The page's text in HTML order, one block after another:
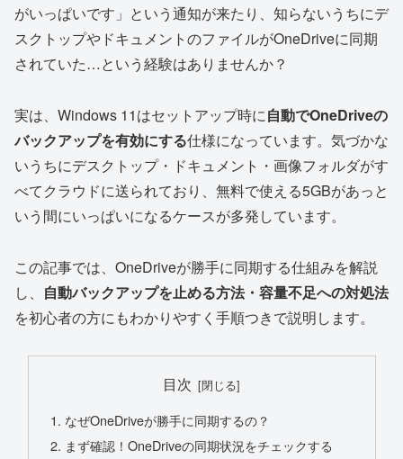
がいっぱいです」という通知が来たり、知らないうちにデ
スクトップやドキュメントのファイルがOneDriveに同期
されていた…という経験はありませんか？
実は、Windows 11はセットアップ時に自動でOneDriveの
バックアップを有効にする仕様になっています。気づかな
いうちにデスクトップ・ドキュメント・画像フォルダがす
べてクラウドに送られており、無料で使える5GBがあっと
いう間にいっぱいになるケースが多発しています。
この記事では、OneDriveが勝手に同期する仕組みを解説
し、 自動バックアップを止める方法・容量不足への対処法
を初心者の方にもわかりやすく手順つきで説明します。
目次
なぜOneDriveが勝手に同期するの？
まず確認！OneDriveの同期状況をチェックする